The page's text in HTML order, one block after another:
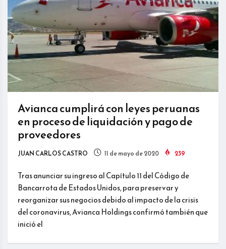
Avianca cumplirá con leyes peruanas
en proceso de liquidación y pago de
proveedores
JUAN CARLOS CASTRO 11 de mayo de 2020 239
Tras anunciar su ingreso al Capítulo 11 del Código de
Bancarrota de Estados Unidos, para preservar y
reorganizar sus negocios debido al impacto de la crisis
del coronavirus, Avianca Holdings confirmó también que
inició el